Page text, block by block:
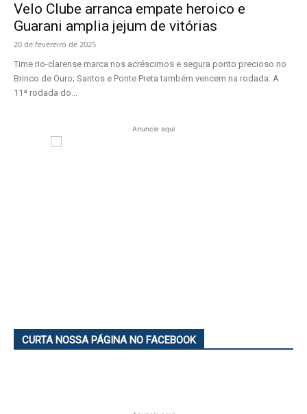
Velo Clube arranca empate heroico e
Guarani amplia jejum de vitórias
20 de fevereiro de 2025
Time rio-clarense marca nos acréscimos e segura ponto precioso no
Brinco de Ouro; Santos e Ponte Preta também vencem na rodada. A
11ª rodada do...
Anuncie aqui
CURTA NOSSA PÁGINA NO FACEBOOK